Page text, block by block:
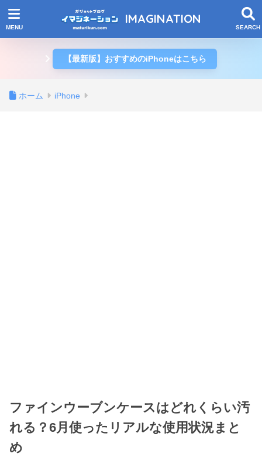
IMAGINATION
【最新版】おすすめのiPhoneはこちら
ホーム iPhone
ファインウーブンケースはどれくらい汚
れる？6月使ったリアルな使用状況まと
め